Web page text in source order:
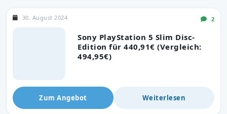
Sony PlayStation 5 Slim Disc-
Edition für 440,91€ (Vergleich:
494,95€)
30. August 2024 2
Zum Angebot Weiterlesen